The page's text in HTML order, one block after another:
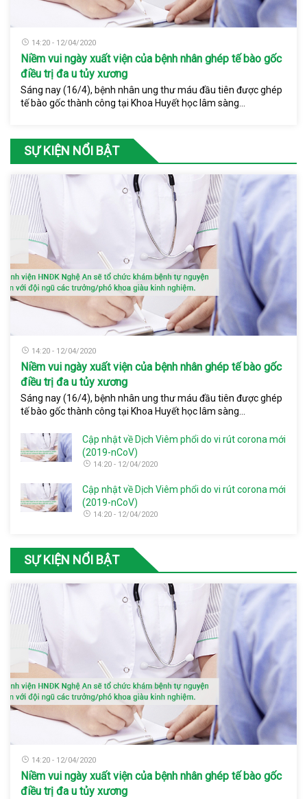
14:20 - 12/04/2020
Niềm vui ngày xuất viện của bệnh nhân ghép tế bào gốc
điều trị đa u tủy xương
Sáng nay (16/4), bệnh nhân ung thư máu đầu tiên được ghép
tế bào gốc thành công tại Khoa Huyết học lâm sàng...
SỰ KIỆN NỔI BẬT
14:20 - 12/04/2020
Niềm vui ngày xuất viện của bệnh nhân ghép tế bào gốc
điều trị đa u tủy xương
Sáng nay (16/4), bệnh nhân ung thư máu đầu tiên được ghép
tế bào gốc thành công tại Khoa Huyết học lâm sàng...
Cập nhật về Dịch Viêm phổi do vi rút corona mới
(2019-nCoV)
14:20 - 12/04/2020
Cập nhật về Dịch Viêm phổi do vi rút corona mới
(2019-nCoV)
14:20 - 12/04/2020
SỰ KIỆN NỔI BẬT
14:20 - 12/04/2020
Niềm vui ngày xuất viện của bệnh nhân ghép tế bào gốc
điều trị đa u tủy xương